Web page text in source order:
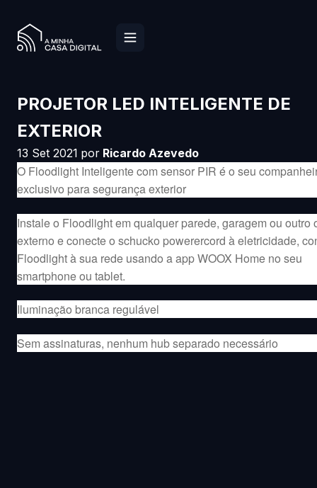
PROJETOR LED INTELIGENTE DE
EXTERIOR
13 Set 2021 por Ricardo Azevedo
O Floodlight Inteligente com sensor PIR é o seu
exclusivo para segurança exterior
Instale o Floodlight em qualquer parede, garagem ou outro
externo e conecte o schucko powerercord à eletricidade,
Floodlight à sua rede usando a app WOOX Home no seu
smartphone ou tablet.
Iluminação branca regulável
Sem assinaturas, nenhum hub separado necessário